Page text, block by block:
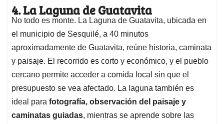
4. La Laguna de Guatavita
No todo es monte. La Laguna de Guatavita, ubicada en
el municipio de Sesquilé, a 40 minutos
aproximadamente de Guatavita, reúne historia, caminata
y paisaje. El recorrido es corto y económico, y el pueblo
cercano permite acceder a comida local sin que el
presupuesto se vea afectado. La laguna también es
ideal para fotografía, observación del paisaje y
caminatas guiadas, mientras se aprende sobre las